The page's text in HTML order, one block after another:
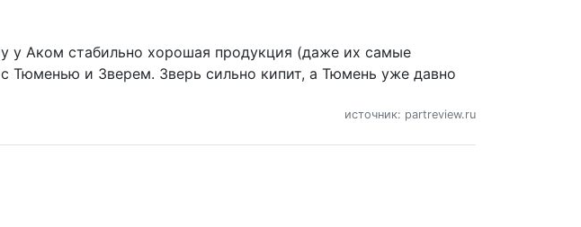
у Аком стабильно хорошая продукция (даже их самые
Тюменью и Зверем. Зверь сильно кипит, а Тюмень уже давно
источник: partreview.ru